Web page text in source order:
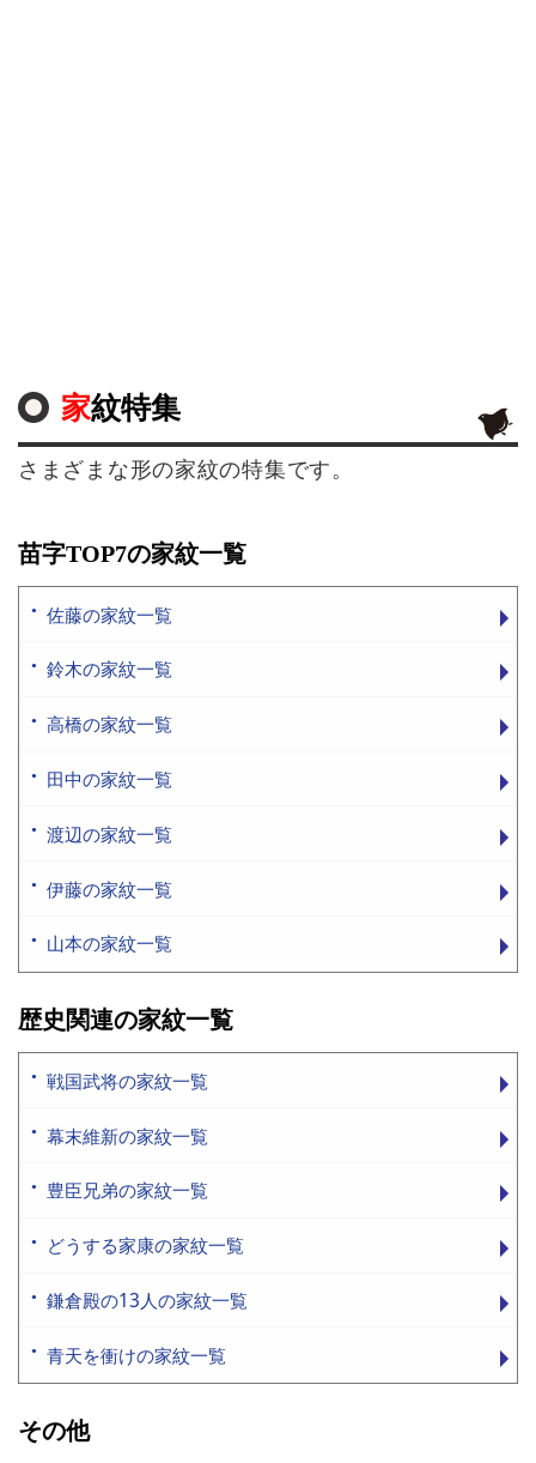
家紋特集
さまざまな形の家紋の特集です。
苗字TOP7の家紋一覧
佐藤の家紋一覧
鈴木の家紋一覧
高橋の家紋一覧
田中の家紋一覧
渡辺の家紋一覧
伊藤の家紋一覧
山本の家紋一覧
歴史関連の家紋一覧
戦国武将の家紋一覧
幕末維新の家紋一覧
豊臣兄弟の家紋一覧
どうする家康の家紋一覧
鎌倉殿の13人の家紋一覧
青天を衝けの家紋一覧
その他